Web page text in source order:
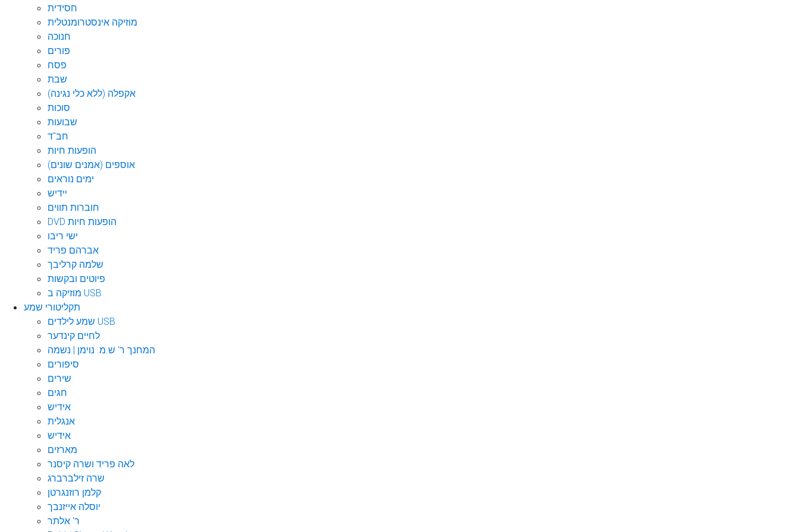
חסידית
מוזיקה אינסטרומנטלית
חנוכה
פורים
פסח
שבת
אקפלה (ללא כלי נגינה)
סוכות
שבועות
חב"ד
הופעות חיות
אוספים (אמנים שונים)
ימים נוראים
יידיש
חוברות תווים
DVD הופעות חיות
ישי ריבו
אברהם פריד
שלמה קרליבך
פיוטים ובקשות
מוזיקה ב USB
תקליטורי שמע
שמע לילדים USB
לחיים קינדער
המחנך ר' ש.מ. נוימן | נשמה
סיפורים
שירים
חגים
אידיש
אנגלית
אידיש
מארזים
לאה פריד ושרה קיסנר
שרה זילברברג
קלמן רוזנגרטן
יוסלה אייזנבך
ר' אלתר